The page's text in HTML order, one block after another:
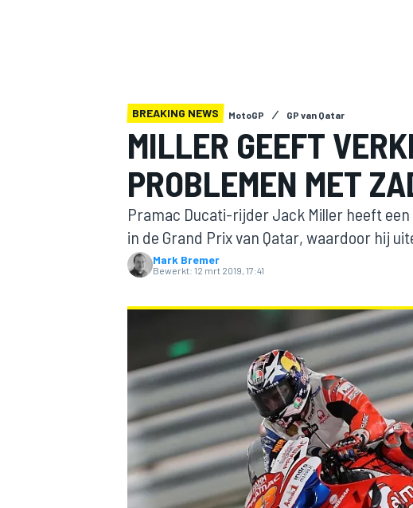
MOTOGP
INDYCAR
BREAKING NEWS MotoGP GP van Qatar
MILLER GEEFT
PROBLEMEN MET
Pramac Ducati-rijder Jack Miller heeft
in de Grand Prix van Qatar, waardoor hij
Mark Bremer
Bewerkt: 12 mrt 2019, 17:41